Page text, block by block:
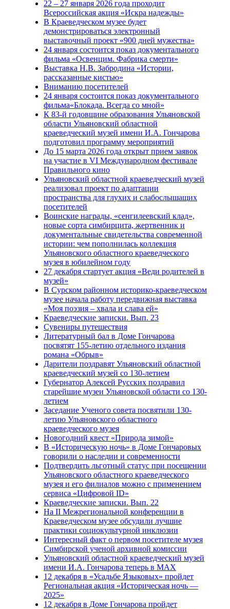
22 – 27 января 2026 года проходит
Всероссийская акция «Искра надежды»
В Краеведческом музее будет
демонстрироваться электронный
выставочный проект «900 дней мужества»
24 января состоится показ документального
фильма «Освенцим. Фабрика смерти»
Выставка Н.В. Забродина «Истории,
рассказанные кистью»
Вниманию посетителей
24 января состоится показ документального
фильма«Блокада. Всегда со мной»
К 83-й годовщине образования Ульяновской
области Ульяновский областной
краеведческий музей имени И.А. Гончарова
подготовил программу мероприятий
До 15 марта 2026 года открыт прием заявок
на участие в VI Международном фестивале
Правильного кино
Ульяновский областной краеведческий музей
реализовал проект по адаптации
пространства для глухих и слабослышащих
посетителей
Воинские награды, «сенгилеевский клад»,
новые сорта симбирцита, жертвенник и
документальные свидетельства современной
истории: чем пополнилась коллекция
Ульяновского областного краеведческого
музея в юбилейном году
27 декабря стартует акция «Веди родителей в
музей»
В Сурском районном историко-краеведческом
музее начала работу передвижная выставка
«Моя поэзия – хвала и слава ей»
Краеведческие записки. Вып. 23
Сувениры путешествия
Литературный бал в Доме Гончарова
посвятят 155-летию отдельного издания
романа «Обрыв»
Дарители поздравят Ульяновский областной
краеведческий музей со 130-летием
Губернатор Алексей Русских поздравил
старейшие музеи Ульяновской области со 130-
летием
Заседание Ученого совета посвятили 130-
летию Ульяновского областного
краеведческого музея
Новогодний квест «Природа зимой»
В «Историческую ночь» в Доме Гончаровых
говорили о наследии и современности
Подтвердить льготный статус при посещении
Ульяновского областного краеведческого
музея и его филиалов можно с применением
сервиса «Цифровой ID»
Краеведческие записки. Вып. 22
На II Межрегиональной конференции в
Краеведческом музее обсудили лучшие
практики социокультурной инклюзии
Интересный факт о первом посетителе музея
Симбирской ученой архивной комиссии
Ульяновский областной краеведческий музей
имени И.А. Гончарова теперь в MAX
12 декабря в «Усадьбе Языковых» пройдет
Региональная акция «Историческая ночь —
2025»
12 декабря в Доме Гончарова пройдет